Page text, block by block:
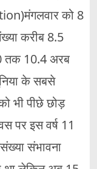
को 8
करीब 8.5
तक 10.4 अरब
के सबसे
भी पीछे छोड़
पर इस वर्ष 11
संभावना